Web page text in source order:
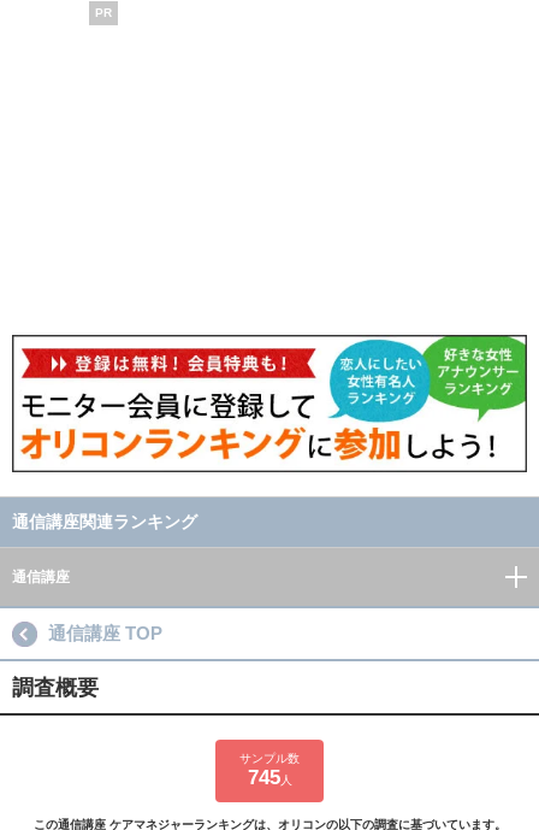
PR
通信講座関連ランキング
通信講座
通信講座 TOP
調査概要
サンプル数
745人
この通信講座 ケアマネジャーランキングは、オリコンの以下の調査に基づいています。